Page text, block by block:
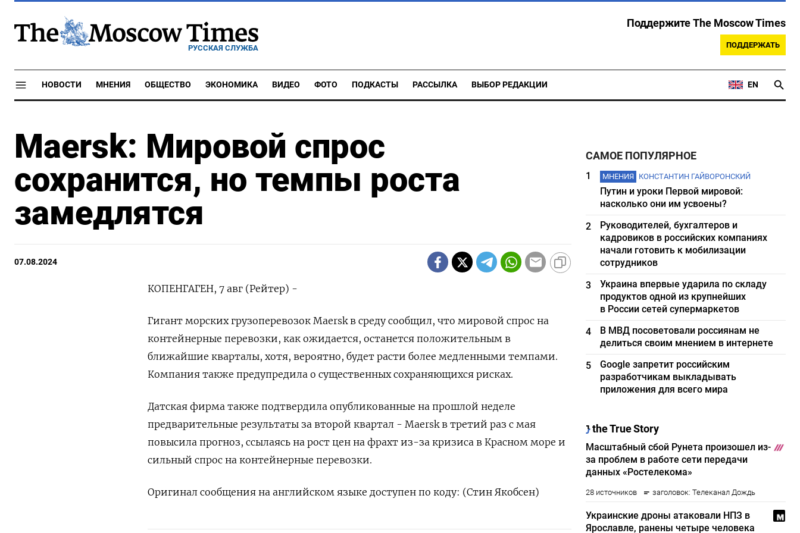
РУССКАЯ СЛУЖБА
Поддержите The Moscow Times
ПОДДЕРЖАТЬ
НОВОСТИ МНЕНИЯ ОБЩЕСТВО ЭКОНОМИКА ВИДЕО ФОТО ПОДКАСТЫ РАССЫЛКА ВЫБОР РЕДАКЦИИ EN
Maersk: Мировой спрос
сохранится, но темпы роста
замедлятся
07.08.2024
КОПЕНГАГЕН, 7 авг (Рейтер) -
Гигант морских грузоперевозок Maersk в среду сообщил, что мировой спрос на
контейнерные перевозки, как ожидается, останется положительным в
ближайшие кварталы, хотя, вероятно, будет расти более медленными темпами.
Компания также предупредила о существенных сохраняющихся рисках.
Датская фирма также подтвердила опубликованные на прошлой неделе
предварительные результаты за второй квартал - Maersk в третий раз с мая
повысила прогноз, ссылаясь на рост цен на фрахт из-за кризиса в Красном море и
сильный спрос на контейнерные перевозки.
Оригинал сообщения на английском языке доступен по коду: (Стин Якобсен)
САМОЕ ПОПУЛЯРНОЕ
1 МНЕНИЯ КОНСТАНТИН ГАЙВОРОНСКИЙ
Путин и уроки Первой мировой:
насколько они им усвоены?
2
Руководителей, бухгалтеров и
кадровиков в российских компаниях
начали готовить к мобилизации
сотрудников
3
Украина впервые ударила по складу
продуктов одной из крупнейших
в России сетей супермаркетов
4
В МВД посоветовали россиянам не
делиться своим мнением в интернете
5
Google запретит российским
разработчикам выкладывать
приложения для всего мира